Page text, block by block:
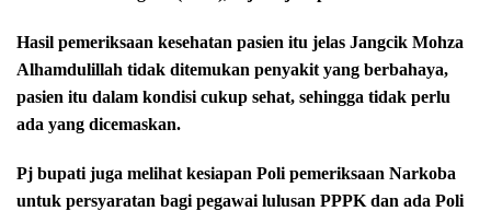
Hasil pemeriksaan kesehatan pasien itu jelas Jangcik Mohza
Alhamdulillah tidak ditemukan penyakit yang berbahaya,
pasien itu dalam kondisi cukup sehat, sehingga tidak perlu
ada yang dicemaskan.
Pj bupati juga melihat kesiapan Poli pemeriksaan Narkoba
untuk persyaratan bagi pegawai lulusan PPPK dan ada Poli